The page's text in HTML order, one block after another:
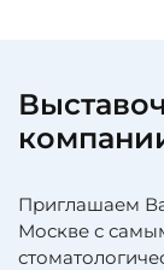
Приглашаем
Москве с